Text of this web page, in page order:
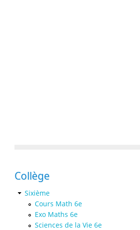
Collège
Sixième
Cours Math 6e
Exo Maths 6e
Sciences de la Vie 6e